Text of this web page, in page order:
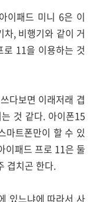
이패드 미니 6은 이
, 비행기와 같이 거
11을 이용하는 것
다보면 이래저래 겹
것 같다. 아이폰15
마트폰만이 할 수 있
이패드 프로 11은 둘
겹치곤 한다.
있느냐에 따라서 사